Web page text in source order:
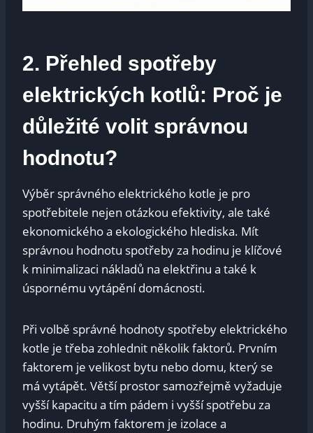
2. Přehled spotřeby
elektrických kotlů: Proč je
důležité volit⁣ správnou
hodnotu?
Výběr‌ správného elektrického kotle ⁤je‍ pro
spotřebitele nejen otázkou efektivity, ale také
ekonomického ​a ekologického hlediska. Mít
správnou‍ hodnotu spotřeby‌ za⁣ hodinu je klíčové
k minimalizaci nákladů na elektřinu ​a také k
úspornému vytápění domácnosti.
Při volbě správné‌ hodnoty spotřeby⁤ elektrického
⁤kotle⁤ je třeba⁤ zohlednit několik faktorů. Prvním⁤
faktorem je velikost ⁤bytu nebo ⁣domu, který⁤ se
má vytápět. Větší prostor samozřejmě vyžaduje
vyšší kapacitu a tím ​pádem i vyšší ‌spotřebu za
hodinu. Druhým faktorem ⁢je izolace ​a